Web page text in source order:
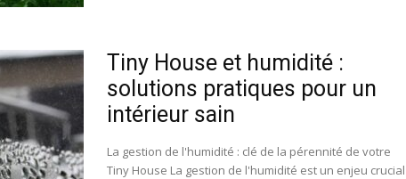
Tiny House et humidité :
solutions pratiques pour un
intérieur sain
La gestion de l'humidité : clé de la pérennité de votre
Tiny House La gestion de l'humidité est un enjeu crucial